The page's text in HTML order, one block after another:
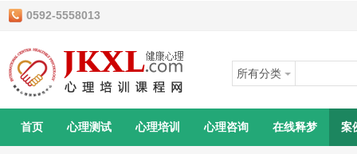
0592-5558013
所有分类
首页 心理测试 心理培训 心理咨询 在线释梦 案